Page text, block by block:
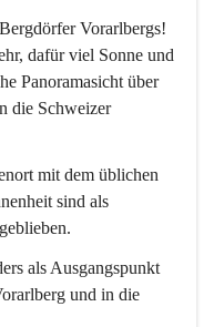
Vorarlbergs!
dafür viel Sonne und
Panoramasicht über
die Schweizer
mit dem üblichen
sind als
als Ausgangspunkt
und in die